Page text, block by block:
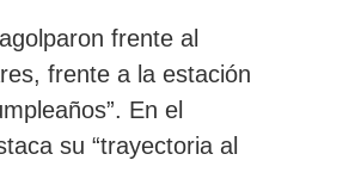
frente al
frente a la estación
En el
su “trayectoria al